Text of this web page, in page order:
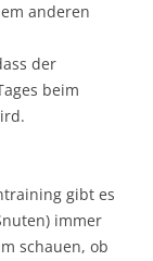
anderen
der
beim
gibt es
immer
schauen, ob